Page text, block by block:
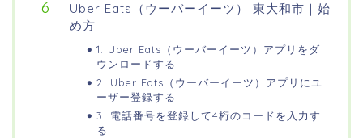
Uber Eats（ウーバーイーツ） 東大和市｜始
め方
1. Uber Eats（ウーバーイーツ）アプリをダ
ウンロードする
2. Uber Eats（ウーバーイーツ）アプリにユ
ーザー登録する
3. 電話番号を登録して4桁のコードを入力す
る